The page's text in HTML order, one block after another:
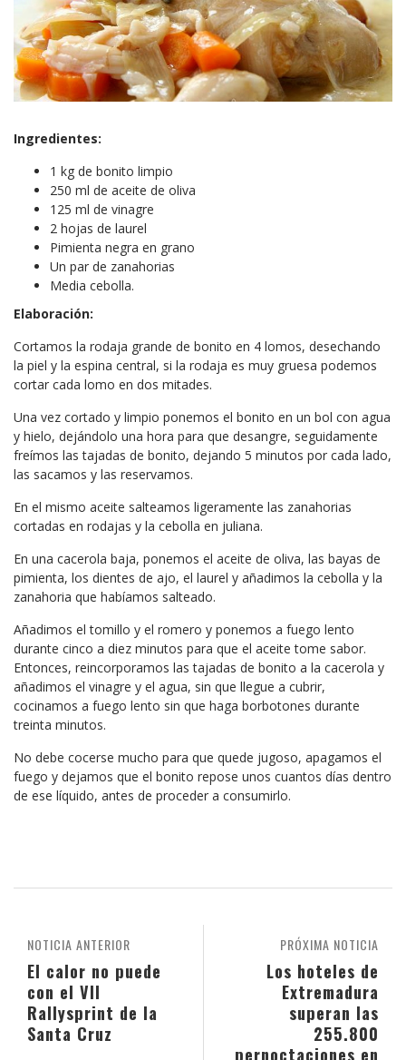
Ingredientes:
1 kg de bonito limpio
250 ml de aceite de oliva
125 ml de vinagre
2 hojas de laurel
Pimienta negra en grano
Un par de zanahorias
Media cebolla.
Elaboración:
Cortamos la rodaja grande de bonito en 4 lomos, desechando
la piel y la espina central, si la rodaja es muy gruesa podemos
cortar cada lomo en dos mitades.
Una vez cortado y limpio ponemos el bonito en un bol con agua
y hielo, dejándolo una hora para que desangre, seguidamente
freímos las tajadas de bonito, dejando 5 minutos por cada lado,
las sacamos y las reservamos.
En el mismo aceite salteamos ligeramente las zanahorias
cortadas en rodajas y la cebolla en juliana.
En una cacerola baja, ponemos el aceite de oliva, las bayas de
pimienta, los dientes de ajo, el laurel y añadimos la cebolla y la
zanahoria que habíamos salteado.
Añadimos el tomillo y el romero y ponemos a fuego lento
durante cinco a diez minutos para que el aceite tome sabor.
Entonces, reincorporamos las tajadas de bonito a la cacerola y
añadimos el vinagre y el agua, sin que llegue a cubrir,
cocinamos a fuego lento sin que haga borbotones durante
treinta minutos.
No debe cocerse mucho para que quede jugoso, apagamos el
fuego y dejamos que el bonito repose unos cuantos días dentro
de ese líquido, antes de proceder a consumirlo.
PRÓXIMA NOTICIA
Los hoteles de
Extremadura
superan las
255.800
pernoctaciones en
NOTICIA ANTERIOR
El calor no puede
con el VII
Rallysprint de la
Santa Cruz